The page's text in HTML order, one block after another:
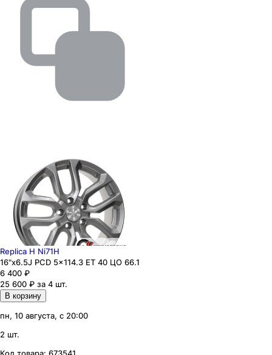
Replica H Ni71H
16"x6.5J PCD 5x114.3 ЕТ 40 ЦО 66.1
6 400 ₽
25 600 ₽ за 4 шт.
В корзину
пн, 10 августа, с 20:00
2 шт.